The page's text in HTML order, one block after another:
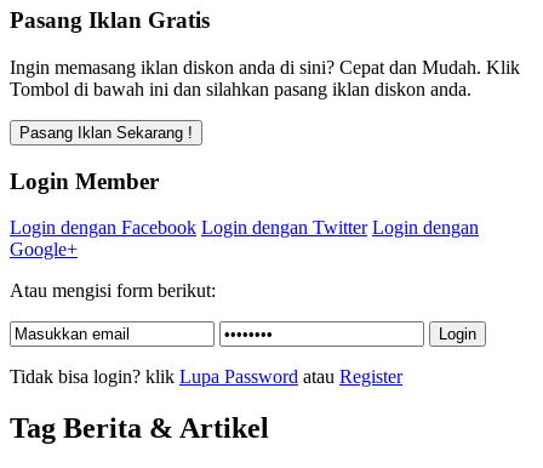
Pasang Iklan Gratis
Ingin memasang iklan diskon anda di sini? Cepat dan Mudah. Klik
Tombol di bawah ini dan silahkan pasang iklan diskon anda.
Login Member
Login dengan Facebook Login dengan Twitter Login dengan
Google+
Atau mengisi form berikut:
Tidak bisa login? klik Lupa Password atau Register
Tag Berita & Artikel